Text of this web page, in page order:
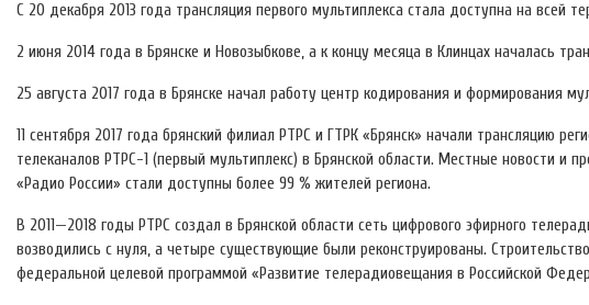
С 20 декабря 2013 года трансляция первого мультиплекса стала доступна на всей
2 июня 2014 года в Брянске и Новозыбкове, а к концу месяца в Клинцах началась
25 августа 2017 года в Брянске начал работу центр кодирования и формирования
11 сентября 2017 года брянский филиал РТРС и ГТРК «Брянск» начали трансляцию
телеканалов РТРС-1 (первый мультиплекс) в Брянской области. Местные новости и
«Радио России» стали доступны более 99 % жителей региона.
В 2011—2018 годы РТРС создал в Брянской области сеть цифрового эфирного
возводились с нуля, а четыре существующие были реконструированы.
федеральной целевой программой «Развитие телерадиовещания в Российской